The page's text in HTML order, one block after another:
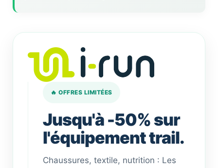
🔥 OFFRES LIMITÉES
Jusqu'à -50% sur
l'équipement trail.
Chaussures, textile, nutrition : Les